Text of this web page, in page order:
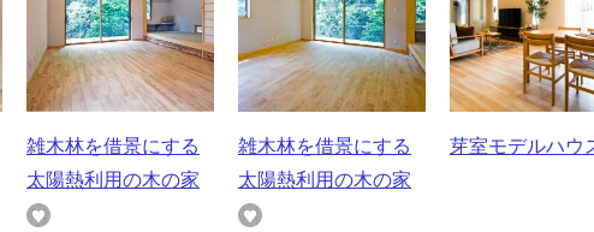
雑木林を借景にする
太陽熱利用の木の家
雑木林を借景にする
太陽熱利用の木の家
芽室モデルハウ